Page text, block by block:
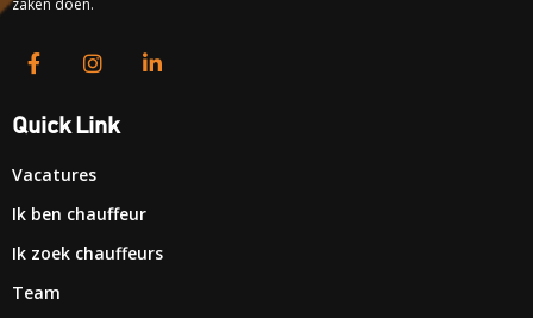
Quick Link
Vacatures
Ik ben chauffeur
Ik zoek chauffeurs
Team